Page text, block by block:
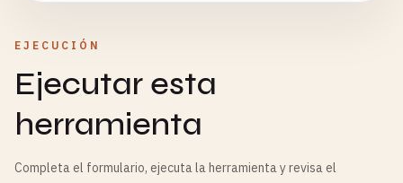
EJECUCIÓN
Ejecutar esta
herramienta
Completa el formulario, ejecuta la herramienta y revisa el